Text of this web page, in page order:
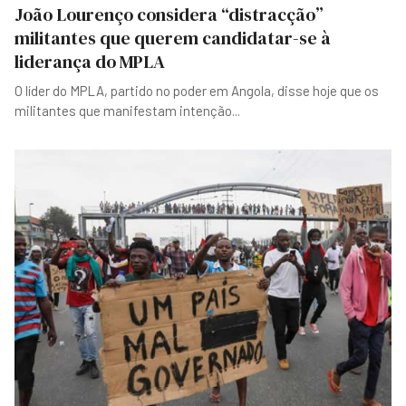
João Lourenço considera “distracção”
militantes que querem candidatar-se à
liderança do MPLA
O líder do MPLA, partido no poder em Angola, disse hoje que os
militantes que manifestam intenção...